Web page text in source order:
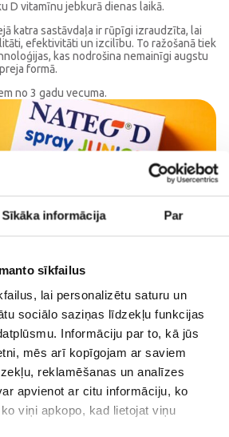
Sīkāka informācija Par
sīkfailus
lai personalizētu saturu un
sociālo saziņas līdzekļu funkcijas
Informāciju par to, kā jūs
mēs arī kopīgojam ar saviem
reklamēšanas un analīzes
apvienot ar citu informāciju, ko
viņi apkopo, kad lietojat viņu
D vitamīnu jebkurā dienas laikā.
katra sastāvdaļa ir rūpīgi izraudzīta, lai
efektivitāti un izcilību. To ražošanā tiek
kas nodrošina nemainīgi augstu
formā.
no 3 gadu vecuma.
avots– ar dabisku aveņu
veids kā uzņemt D vitamīnu.
– gela spreja forma nodrošina
precīzu dozēšanu.